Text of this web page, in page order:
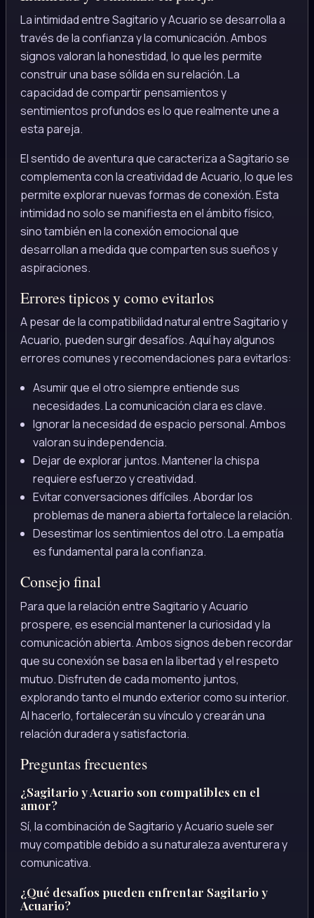
La intimidad entre Sagitario y Acuario se desarrolla a
través de la confianza y la comunicación. Ambos
signos valoran la honestidad, lo que les permite
construir una base sólida en su relación. La
capacidad de compartir pensamientos y
sentimientos profundos es lo que realmente une a
esta pareja.
El sentido de aventura que caracteriza a Sagitario se
complementa con la creatividad de Acuario, lo que les
permite explorar nuevas formas de conexión. Esta
intimidad no solo se manifiesta en el ámbito físico,
sino también en la conexión emocional que
desarrollan a medida que comparten sus sueños y
aspiraciones.
Errores tipicos y como evitarlos
A pesar de la compatibilidad natural entre Sagitario y
Acuario, pueden surgir desafíos. Aquí hay algunos
errores comunes y recomendaciones para evitarlos:
Asumir que el otro siempre entiende sus
necesidades. La comunicación clara es clave.
Ignorar la necesidad de espacio personal. Ambos
valoran su independencia.
Dejar de explorar juntos. Mantener la chispa
requiere esfuerzo y creatividad.
Evitar conversaciones difíciles. Abordar los
problemas de manera abierta fortalece la relación.
Desestimar los sentimientos del otro. La empatía
es fundamental para la confianza.
Consejo final
Para que la relación entre Sagitario y Acuario
prospere, es esencial mantener la curiosidad y la
comunicación abierta. Ambos signos deben recordar
que su conexión se basa en la libertad y el respeto
mutuo. Disfruten de cada momento juntos,
explorando tanto el mundo exterior como su interior.
Al hacerlo, fortalecerán su vínculo y crearán una
relación duradera y satisfactoria.
Preguntas frecuentes
¿Sagitario y Acuario son compatibles en el
amor?
Sí, la combinación de Sagitario y Acuario suele ser
muy compatible debido a su naturaleza aventurera y
comunicativa.
¿Qué desafíos pueden enfrentar Sagitario y
Acuario?